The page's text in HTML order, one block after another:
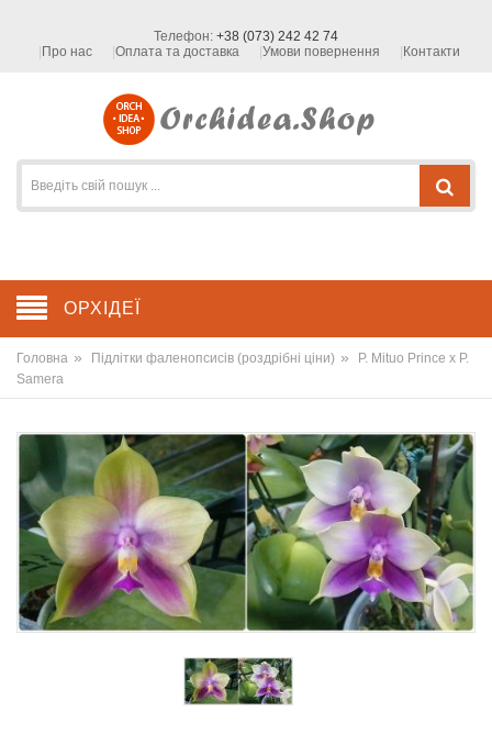
Телефон: +38 (073) 242 42 74
Про нас
Оплата та доставка Умови повернення Контакти
ОРХІДЕЇ
Головна » Підлітки фаленопсисів (роздрібні ціни) »
P. Mituo Prince x P.
Samera